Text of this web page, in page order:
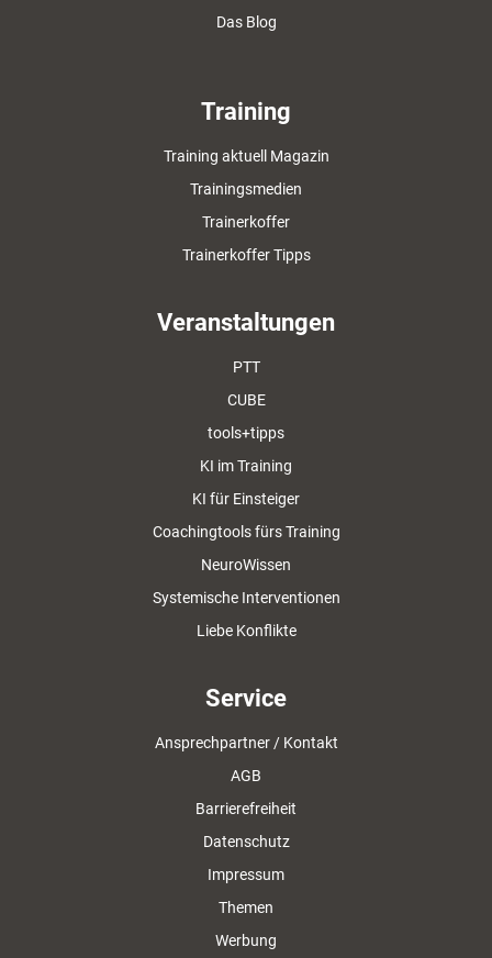
Das Blog
Training
Training aktuell Magazin
Trainingsmedien
Trainerkoffer
Trainerkoffer Tipps
Veranstaltungen
PTT
CUBE
tools+tipps
KI im Training
KI für Einsteiger
Coachingtools fürs Training
NeuroWissen
Systemische Interventionen
Liebe Konflikte
Service
Ansprechpartner / Kontakt
AGB
Barrierefreiheit
Datenschutz
Impressum
Themen
Werbung